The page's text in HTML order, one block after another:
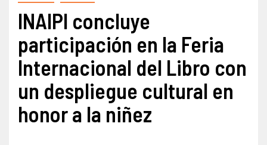
INAIPI concluye
participación en la Feria
Internacional del Libro con
un despliegue cultural en
honor a la niñez